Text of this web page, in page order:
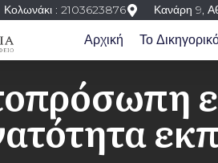
Κολωνάκι : 2103623876 Κανάρη 9,
Αρχική Το